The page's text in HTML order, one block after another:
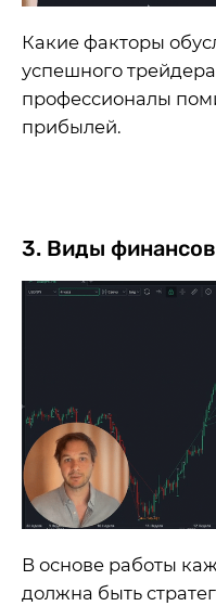
Какие факторы
успешного
профессионалы
прибылей.
3. Виды
В основе работы
должна быть